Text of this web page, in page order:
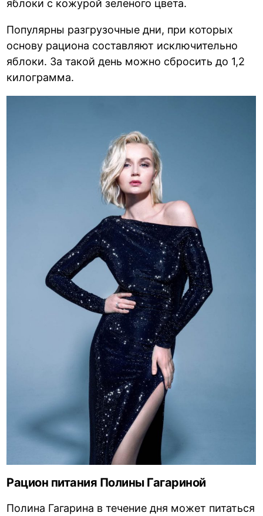
яблоки с кожурой зеленого цвета.
Популярны разгрузочные дни, при которых
основу рациона составляют исключительно
яблоки. За такой день можно сбросить до 1,2
килограмма.
Рацион питания Полины Гагариной
Полина Гагарина в течение дня может питаться